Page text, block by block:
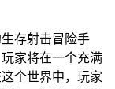
存射击冒险手
家将在一个充满
个世界中，玩家